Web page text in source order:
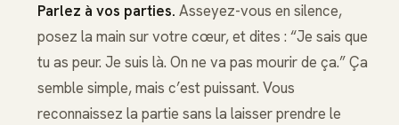
Parlez à vos parties. Asseyez-vous en silence,
posez la main sur votre cœur, et dites : “Je sais que
tu as peur. Je suis là. On ne va pas mourir de ça.” Ça
semble simple, mais c’est puissant. Vous
reconnaissez la partie sans la laisser prendre le